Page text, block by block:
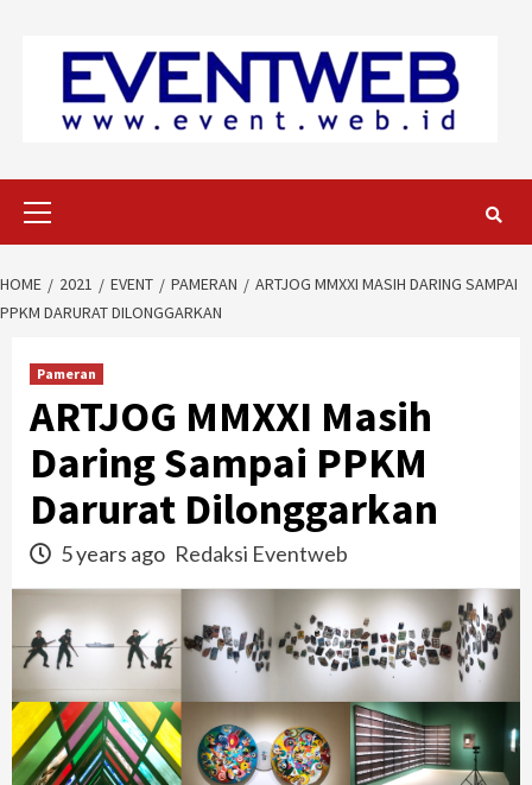
HOME 2021 EVENT PAMERAN
ARTJOG MMXXI MASIH DARING SAMPAI
PPKM DARURAT DILONGGARKAN
Pameran
ARTJOG MMXXI Masih
Daring Sampai PPKM
Darurat Dilonggarkan
5 years ago Redaksi Eventweb